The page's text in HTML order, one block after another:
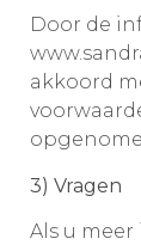
Door de
akkoord
3) Vragen
Als u